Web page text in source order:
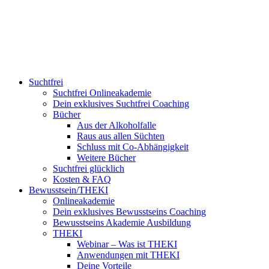
Suchtfrei
Suchtfrei Onlineakademie
Dein exklusives Suchtfrei Coaching
Bücher
Aus der Alkoholfalle
Raus aus allen Süchten
Schluss mit Co-Abhängigkeit
Weitere Bücher
Suchtfrei glücklich
Kosten & FAQ
Bewusstsein/THEKI
Onlineakademie
Dein exklusives Bewusstseins Coaching
Bewusstseins Akademie Ausbildung
THEKI
Webinar – Was ist THEKI
Anwendungen mit THEKI
Deine Vorteile